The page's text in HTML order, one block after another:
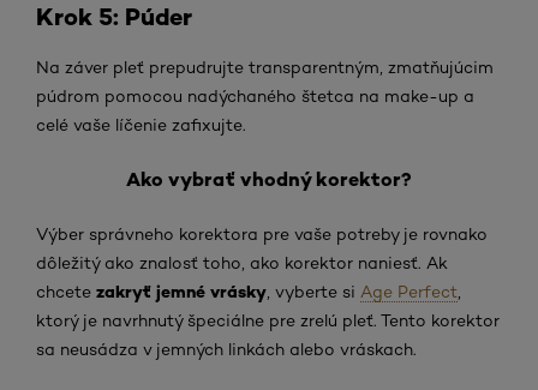
Krok 5: Púder
Na záver pleť prepudrujte transparentným, zmatňujúcim
púdrom pomocou nadýchaného štetca na make-up a
celé vaše líčenie zafixujte.
Ako vybrať vhodný korektor?
Výber správneho korektora pre vaše potreby je rovnako
dôležitý ako znalosť toho, ako korektor naniesť. Ak
chcete zakryť jemné vrásky , vyberte si Age Perfect
ktorý je navrhnutý špeciálne pre zrelú pleť. Tento korektor
sa neusádza v jemných linkách alebo vráskach.